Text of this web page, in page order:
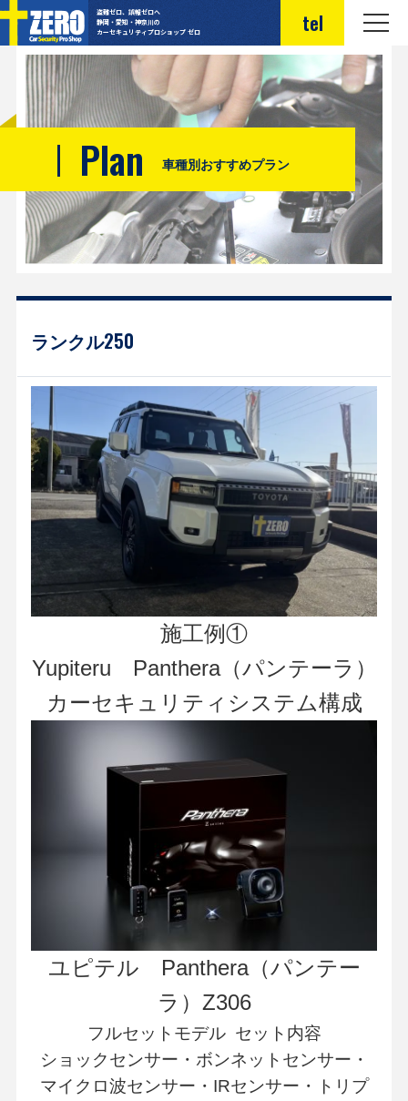
盗難ゼロ、誤報ゼロへ
静岡・愛知・神奈川の
カーセキュリティプロショップ ゼロ
tel
Plan 車種別おすすめプラン
ランクル250
施工例①
Yupiteru Panthera（パンテーラ）
カーセキュリティシステム構成
ユピテル Panthera（パンテー
ラ）Z306
フルセットモデル セット内容
ショックセンサー・ボンネットセンサー・
マイクロ波センサー・IRセンサー・トリプ